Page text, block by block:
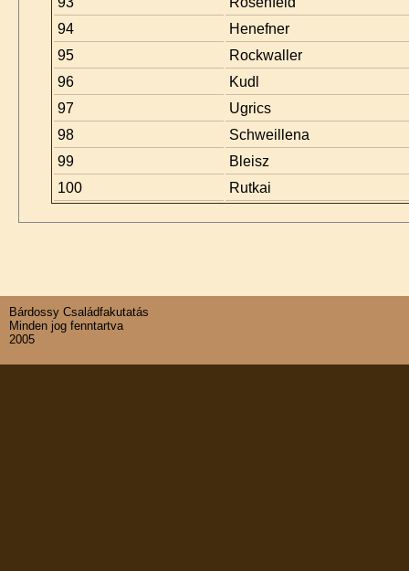
94
Henefner
95
Rockwaller
96
Kudl
97
Ugrics
98
Schweillena
99
Bleisz
100
Rutkai
Bárdossy Családfakutatás
Minden jog fenntartva
2005